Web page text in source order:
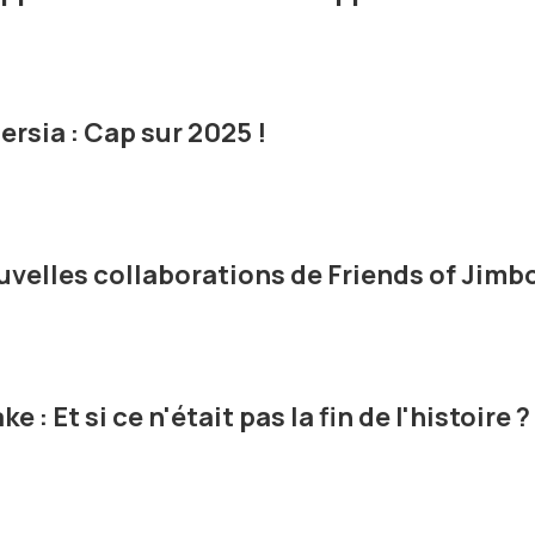
: Cap sur 2025 !
collaborations de Friends of
: Et si ce n'était pas la fin de l'histoire ?